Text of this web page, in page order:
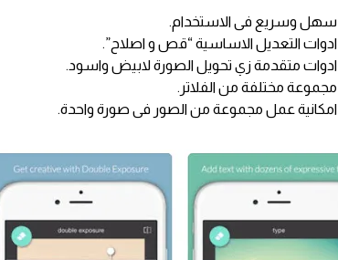
سهل وسريع فى الاستخدام.
ادوات التعديل الاساسية “قص و اصلاح”.
ادوات متقدمة زي تحويل الصورة لابيض واسود.
مجموعة مختلفة من الفلاتر.
امكانية عمل مجموعة من الصور فى صورة واحدة.